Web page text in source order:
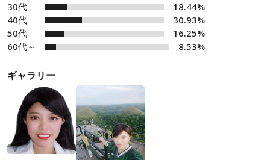
30代
18.44%
40代
30.93%
50代
16.25%
60代～
8.53%
ギャラリー